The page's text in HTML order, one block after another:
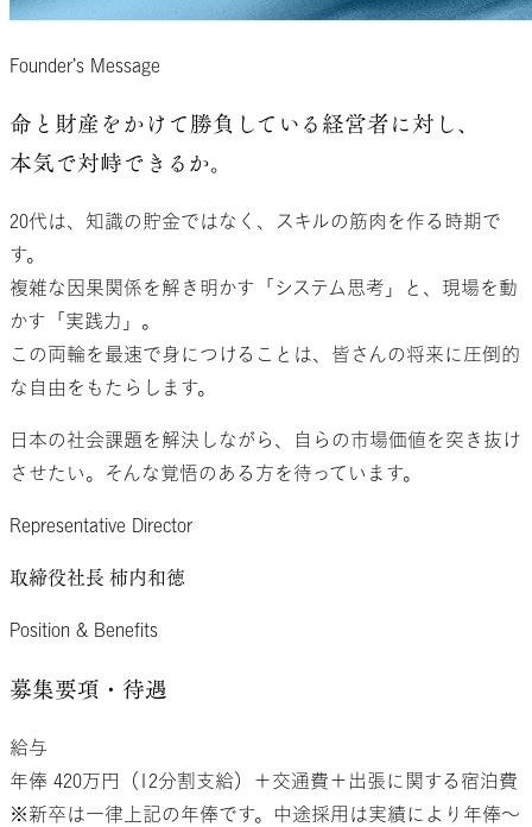
Founder’s Message
命と財産をかけて勝負している経営者に対し、
本気で対峙できるか。
20代は、知識の貯金ではなく、スキルの筋肉を作る時期で
す。
複雑な因果関係を解き明かす「システム思考」と、現場を動
かす「実践力」。
この両輪を最速で身につけることは、皆さんの将来に圧倒的
な自由をもたらします。
日本の社会課題を解決しながら、自らの市場価値を突き抜け
させたい。そんな覚悟のある方を待っています。
Representative Director
取締役社長柿内和徳
Position & Benefits
募集要項・待遇
給与
年俸 420万円（12分割支給）＋交通費＋出張に関する宿泊費
※新卒は一律上記の年俸です。中途採用は実績により年俸〜